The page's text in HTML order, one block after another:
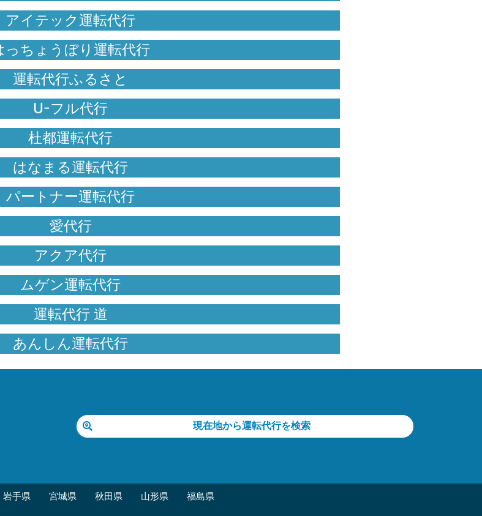
アイテック運転代行
っちょうぼり運転代行
運転代行ふるさと
U-フル代行
杜都運転代行
はなまる運転代行
パートナー運転代行
愛代行
アクア代行
ムゲン運転代行
運転代行 道
あんしん運転代行
現在地から運転代行を検索
岩手県 宮城県 秋田県 山形県 福島県